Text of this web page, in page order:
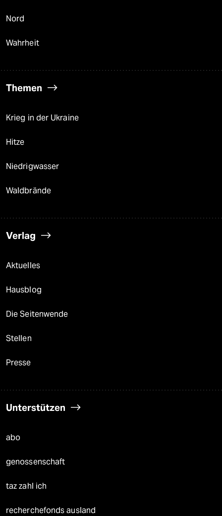
Nord
Wahrheit
Themen
Krieg in der Ukraine
Hitze
Niedrigwasser
Waldbrände
Verlag
Aktuelles
Hausblog
Die Seitenwende
Stellen
Presse
Unterstützen
abo
genossenschaft
taz zahl ich
recherchefonds ausland